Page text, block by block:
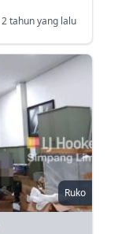
2 tahun yang lalu
Ruko